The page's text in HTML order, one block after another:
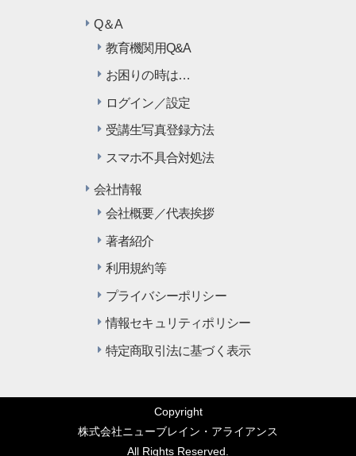
Q＆A
教育機関用Q&A
お困りの時は…
ログイン／設定
受講生写真登録方法
スマホ不具合対処法
会社情報
会社概要／代表挨拶
著者紹介
利用規約等
プライバシーポリシー
情報セキュリティポリシー
特定商取引法に基づく表示
Copyright
株式会社ニューブレイン・アライアンス
All Rights Reserved.